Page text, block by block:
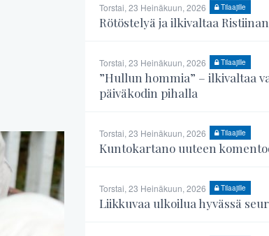
Torstai, 23 Heinäkuun, 2026 Tilaajille
Rötöstelyä ja ilkivaltaa
Torstai, 23 Heinäkuun, 2026 Tilaajille
”Hullun hommia” – ilkivaltaa
päiväkodin pihalla
Torstai, 23 Heinäkuun, 2026 Tilaajille
Kuntokartano uuteen
Torstai, 23 Heinäkuun, 2026 Tilaajille
Liikkuvaa ulkoilua hyvässä